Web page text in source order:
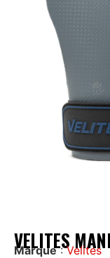
VELITES
Marque:Velites